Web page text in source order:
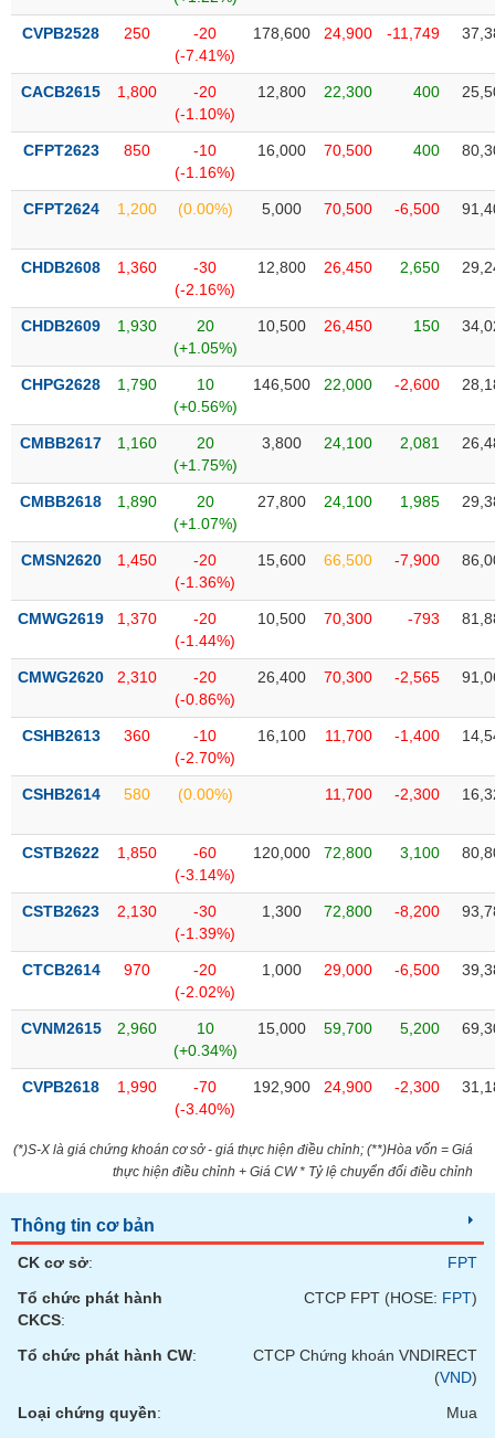
CVPB2528 250
-20
(-7.41%)
178,600 24,900 -11,749
CACB2615 1,800
-20
(-1.10%)
12,800 22,300 400
CFPT2623 850
-10
(-1.16%)
16,000 70,500 400
CFPT2624 1,200 (0.00%) 5,000 70,500 -6,500
CHDB2608 1,360
-30
(-2.16%)
12,800 26,450 2,650
CHDB2609 1,930
20
(+1.05%)
10,500 26,450 150
CHPG2628 1,790
10
(+0.56%)
146,500 22,000 -2,600
CMBB2617 1,160
20
(+1.75%)
3,800 24,100 2,081
CMBB2618 1,890
20
(+1.07%)
27,800 24,100 1,985
CMSN2620 1,450
-20
(-1.36%)
15,600 66,500 -7,900
CMWG2619 1,370
-20
(-1.44%)
10,500 70,300 -793
CMWG2620 2,310
-20
(-0.86%)
26,400 70,300 -2,565
CSHB2613 360
-10
(-2.70%)
16,100 11,700 -1,400
CSHB2614 580 (0.00%) 11,700 -2,300
CSTB2622 1,850
-60
(-3.14%)
120,000 72,800 3,100
CSTB2623 2,130
-30
(-1.39%)
1,300 72,800 -8,200
CTCB2614 970
-20
(-2.02%)
1,000 29,000 -6,500
CVNM2615 2,960
10
(+0.34%)
15,000 59,700 5,200
CVPB2618 1,990
-70
(-3.40%)
192,900 24,900 -2,300
(*)S-X là giá chứng khoán cơ sở - giá thực hiện điều chỉnh; (**)Hòa vốn = Giá
thực hiện điều chỉnh + Giá CW * Tỷ lệ chuyển đổi điều chỉnh
Thông tin cơ bản
CK cơ sở:
FPT
Tổ chức phát hành
CKCS:
CTCP FPT (HOSE: FPT)
Tổ chức phát hành CW:
CTCP Chứng khoán VNDIRECT
(VND)
Loại chứng quyền:
Mua
chứng
khoán
Tất cả Cổ phiếu Chỉ số Chứng chỉ quỹ Chứng
Lãnh
(-)
tức
(-)
Bài
tác
(-)
Báo
tích
(-)
ngữ
(-)
Dịch
(-)
Đào
Sách
chính
đầu
Truyền
chính